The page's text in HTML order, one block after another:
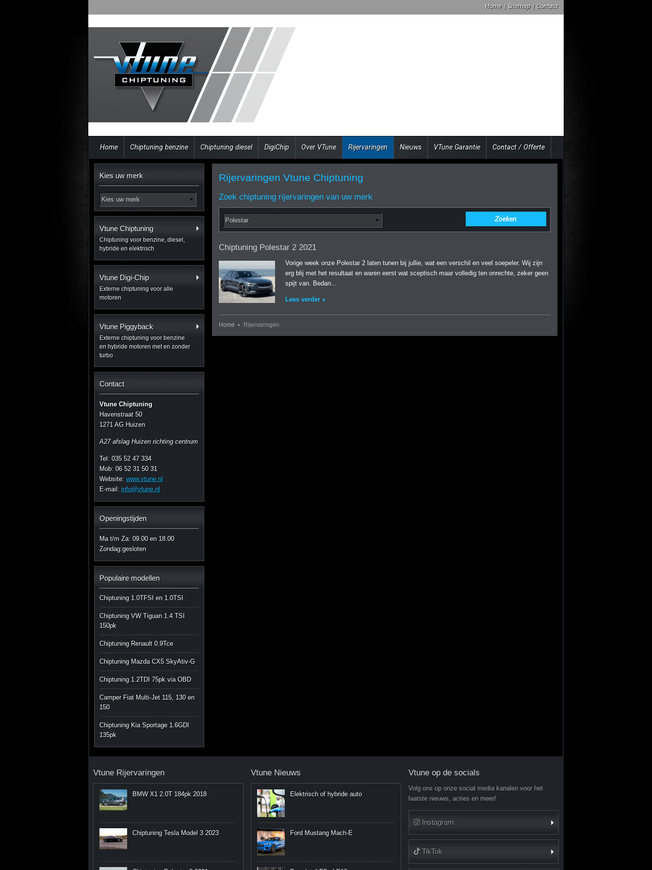
Home | Sitemap | Contact
Home Chiptuning benzine Chiptuning diesel DigiChip Over VTune Rijervaringen Nieuws VTune Garantie Contact / Offerte
Kies uw merk
Vtune Chiptuning
Chiptuning voor benzine, diesel,
hybride en elektrisch
Vtune Digi-Chip
Externe chiptuning voor alle
motoren
Vtune Piggyback
Externe chiptuning voor benzine
en hybride motoren met en zonder
turbo
Contact
Vtune Chiptuning
Havenstraat 50
1271 AG Huizen
A27 afslag Huizen richting centrum
Tel: 035 52 47 334
Mob: 06 52 31 50 31
Website: www.vtune.nl
E-mail: info@vtune.nl
Openingstijden
Ma t/m Za: 09.00 en 18.00
Zondag:gesloten
Populaire modellen
Chiptuning 1.0TFSI en 1.0TSI
Chiptuning VW Tiguan 1.4 TSI
150pk
Chiptuning Renault 0.9Tce
Chiptuning Mazda CX5 SkyAtiv-G
Chiptuning 1.2TDI 75pk via OBD
Camper Fiat Multi-Jet 115, 130 en
150
Chiptuning Kia Sportage 1.6GDI
135pk
Rijervaringen Vtune Chiptuning
Zoek chiptuning rijervaringen van uw merk
Chiptuning Polestar 2 2021
Vorige week onze Polestar 2 laten tunen bij jullie, wat een verschil en veel soepeler. Wij zijn
erg blij met het resultaat en waren eerst wat sceptisch maar volledig ten onrechte, zeker geen
spijt van. Bedan...
Lees verder
Home Rijervaringen
Vtune Rijervaringen
BMW X1 2.0T 184pk 2018
Chiptuning Tesla Model 3 2023
Vtune Nieuws
Elektrisch of hybride auto
Ford Mustang Mach-E
Vtune op de socials
Volg ons op onze social media kanalen voor het
laatste nieuws, acties en meer!
Instagram
TikTok